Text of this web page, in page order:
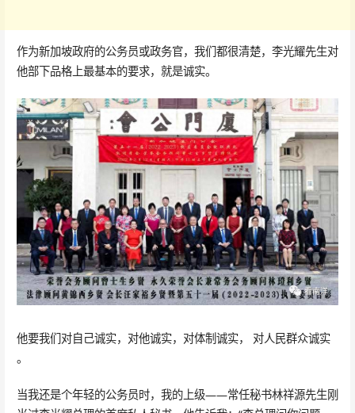
作为新加坡政府的公务员或政务官，我们都很清楚，李光耀先生对
他部下品格上最基本的要求，就是诚实。
他要我们对自己诚实，对他诚实，对体制诚实， 对人民群众诚实
。
当我还是个年轻的公务员时，我的上级——常任秘书林祥源先生刚